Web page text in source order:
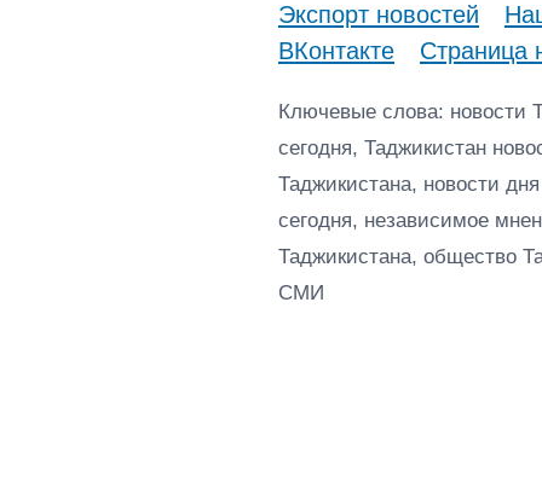
Экспорт новостей
ВКонтакте
Страница
Ключевые слова: новости
сегодня, Таджикистан
Таджикистана, новости
сегодня, независимое
Таджикистана, общество
СМИ